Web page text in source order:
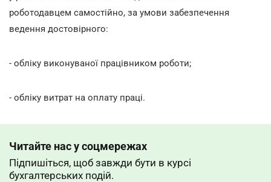
роботодавцем самостійно, за умови забезпечення
ведення достовірного:
- обліку виконуваної працівником роботи;
- обліку витрат на оплату праці.
Читайте нас у соцмережах
Підпишіться, щоб завжди бути в курсі
бухгалтерських подій.